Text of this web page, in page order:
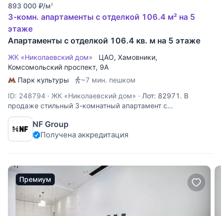
893 000 ₽/м2
3-комн. апартаменты с отделкой 106.4 м² на 5
этаже
Апартаменты с отделкой 106.4 кв. м на 5 этаже
ЖК «Николаевский дом» ЦАО, Хамовники,
Комсомольский проспект, 9А
Парк культуры
~7 мин. пешком
ID: 248794 · ЖК «Николаевский дом» · Лот: 82971. В
продаже стильный 3-комнатный апартамент с
дизайнерской отделкой на пятом этаже жилого комплекса
«Николаевский Дом» в престижных Хамовниках.
Пространство объединяет эстетику лофта и исторический
NF Group
Получена аккредитация
Премиум